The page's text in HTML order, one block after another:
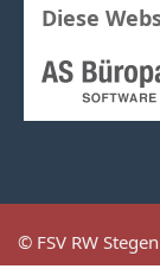
Diese
© FSV RW